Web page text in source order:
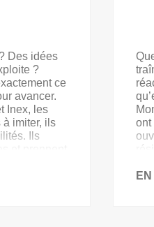
Des idées
?
ce
avancer.
Inex, les
à imiter, ils
Ils
et prennent
ont